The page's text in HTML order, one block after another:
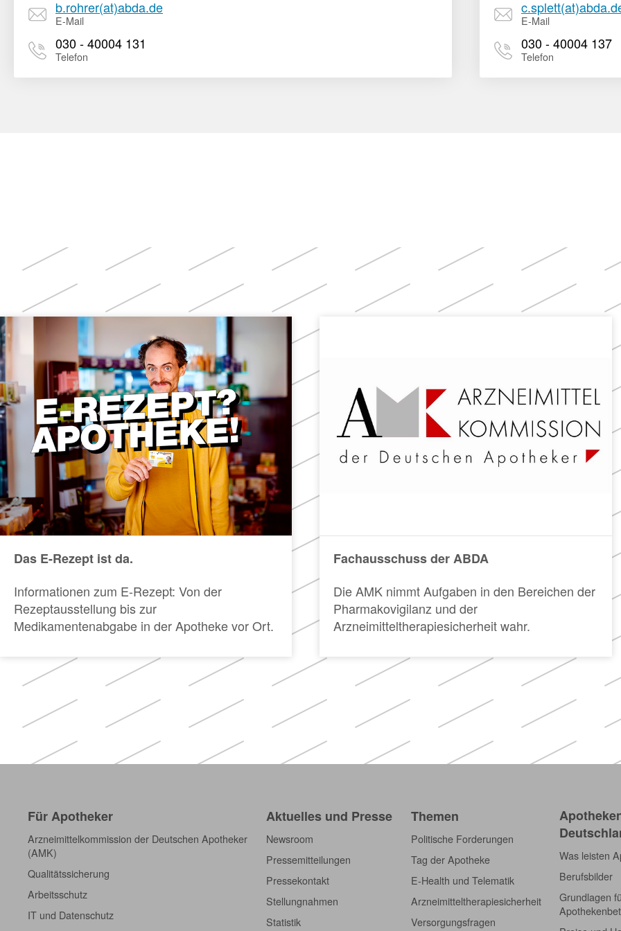
b.rohrer(at)abda.de
E-Mail
030 - 40004 131
Telefon
E-Mail
030 - 40004 137
Telefon
Apotheken)
Weitere
Themen
Das E-Rezept ist da.
Informationen zum E-Rezept: Von der
Rezeptausstellung bis zur
Medikamentenabgabe in der Apotheke vor Ort.
Fachausschuss der ABDA
Die AMK nimmt Aufgaben in den Bereichen der
Pharmakovigilanz und der
Arzneimitteltherapiesicherheit wahr.
Für Apotheker
Arzneimittelkommission der Deutschen Apotheker
(AMK)
Qualitätssicherung
Arbeitsschutz
IT und Datenschutz
Aktuelles und Presse
Newsroom
Pressemitteilungen
Pressekontakt
Stellungnahmen
Statistik
Themen
Politische Forderungen
Tag der Apotheke
E-Health und Telematik
Arzneimitteltherapiesicherheit
Versorgungsfragen
Was leisten
Berufsbilder
Grundlagen